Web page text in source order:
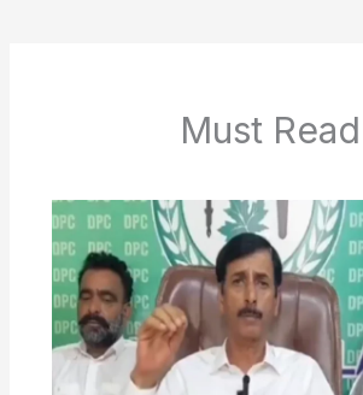
Must Read